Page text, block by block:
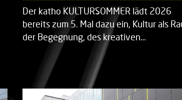
Der katho KULTURSOMMER lädt 2026
bereits zum 5. Mal dazu ein, Kultur als
der Begegnung, des kreativen…